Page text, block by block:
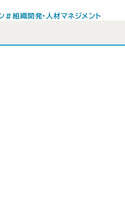
#組織開発・人材マネジメント